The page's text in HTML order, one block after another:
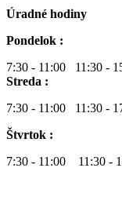
Úradné hodiny
Pondelok :
7:30 - 11:00 11:30 -
Streda :
7:30 - 11:00 11:30 -
Štvrtok :
7:30 - 11:00 11:30 -